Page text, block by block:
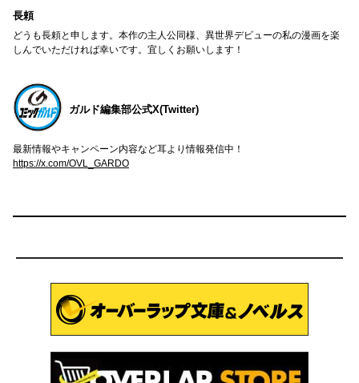
長頼
どうも長頼と申します。本作の主人公同様、異世界デビューの私の漫画を楽
しんでいただければ幸いです。宜しくお願いします！
ガルド編集部公式X(Twitter)
最新情報やキャンペーン内容など耳より情報発信中！
https://x.com/OVL_GARDO